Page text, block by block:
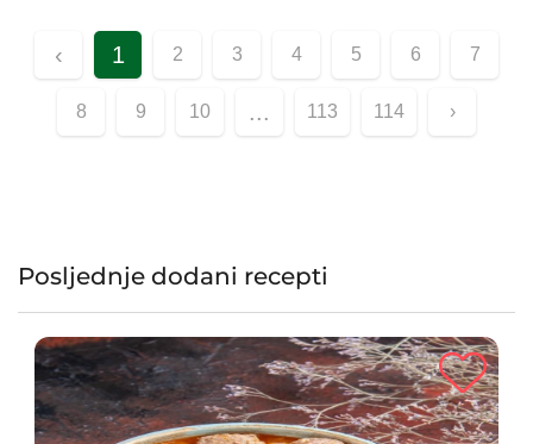
imunološki sistem, poboljšava varenje i pruža prijatan osjećaj
topline u hladnim danima. Spremna je za svega nekoliko
koraka, čineći je idealnim izborom za brz, ukusan i nutritivan
‹ 1 2 3 4 5 6 7
8 9 10 ... 113 114 ›
Posljednje dodani recepti